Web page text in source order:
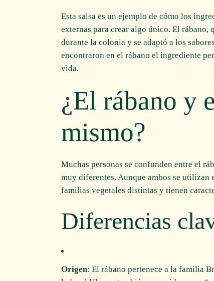
Esta salsa es un ejemplo de cómo los
externas para crear algo único. El
durante la colonia y se adaptó a los
encontraron en el rábano el ingrediente
vida.
¿El rábano y
mismo?
Muchas personas se confunden entre el
muy diferentes. Aunque ambos se utilizan
familias vegetales distintas y tienen
Diferencias
Origen: El rábano pertenece a la familia